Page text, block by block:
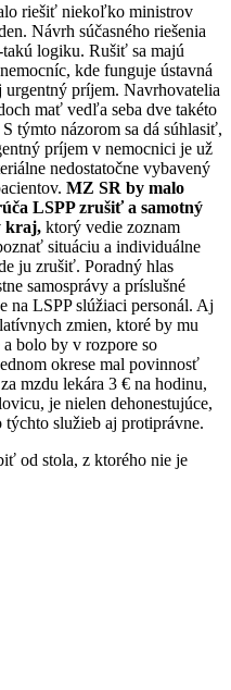
riešiť niekoľko ministrov
Návrh súčasného riešenia
logiku. Rušiť sa majú
kde funguje ústavná
urgentný príjem. Navrhovatelia
mať vedľa seba dve takéto
týmto názorom sa dá súhlasiť,
príjem v nemocnici je už
nedostatočne vybavený
MZ SR by malo
LSPP zrušiť a samotný
kraj, ktorý vedie zoznam
situáciu a individuálne
ju zrušiť. Poradný hlas
samosprávy a príslušné
na LSPP slúžiaci personál. Aj
zmien, ktoré by mu
bolo by v rozpore so
okrese mal povinnosť
mzdu lekára 3 € na hodinu,
je nielen dehonestujúce,
služieb aj protiprávne.
od stola, z ktorého nie je